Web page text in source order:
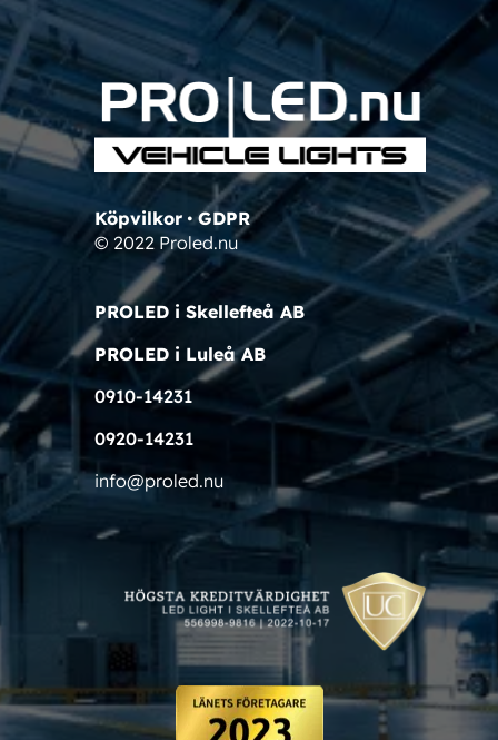
Köpvilkor•GDPR
© 2022 Proled.nu
PROLED i Skellefteå AB
PROLED i Luleå AB
0910-14231
0920-14231
info@proled.nu